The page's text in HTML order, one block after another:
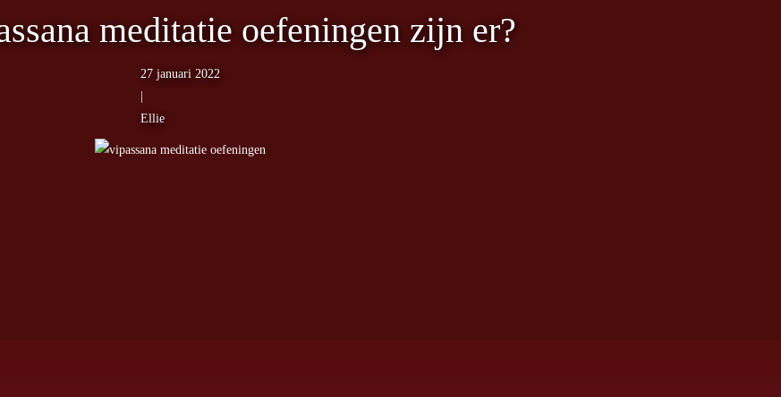
meditatie oefeningen zijn er?
27 januari 2022
Ellie